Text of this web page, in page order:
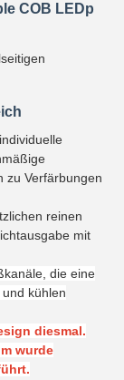
COB LEDp
zu Verfärbungen
reinen
mit
die eine
kühlen
diesmal.
wurde